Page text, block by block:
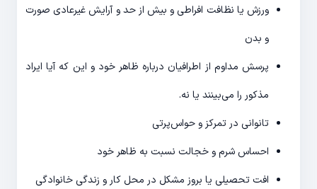
ورزش یا نظافت افراطی و بیش از حد و آرایش غیرعادی صورت
و بدن
پرسش مداوم از اطرافیان درباره ظاهر خود و این که آیا ایراد
مذکور را می‌بینند یا نه.
تانوانی در تمرکز و حواس‌پرتی
احساس شرم و خجالت نسبت به ظاهر خود
افت تحصیلی یا بروز مشکل در محل کار و زندگی خانوادگی